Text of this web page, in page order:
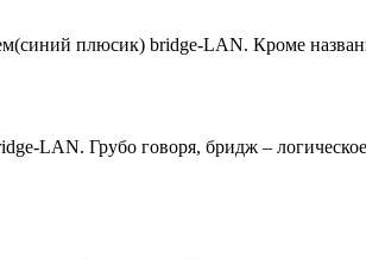
плюсик) bridge-LAN. Кроме
LAN. Грубо говоря, бридж –